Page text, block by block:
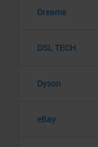
Dreame
DSL TECH
Dyson
eBay